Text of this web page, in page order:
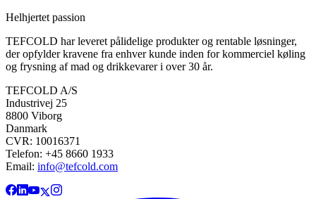
Helhjertet passion
TEFCOLD har leveret pålidelige produkter og rentable løsninger,
der opfylder kravene fra enhver kunde inden for kommerciel køling
og frysning af mad og drikkevarer i over 30 år.
TEFCOLD A/S
Industrivej 25
8800 Viborg
Danmark
CVR: 10016371
Telefon: +45 8660 1933
Email: info@tefcold.com